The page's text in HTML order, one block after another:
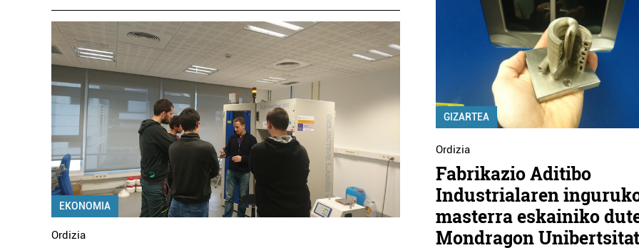
EKONOMIA
Ordizia
GIZARTEA
Ordizia
Fabrikazio Aditibo
Industrialaren
masterra eskainiko
Mondragon